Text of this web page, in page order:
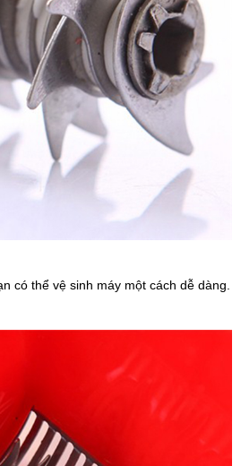
có thể vệ sinh máy một cách dễ dàng.